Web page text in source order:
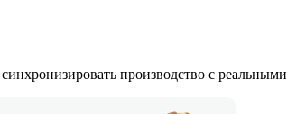
производство с